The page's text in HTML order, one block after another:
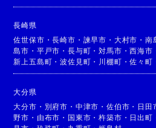
長崎県
佐世保市 ・長崎市 ・ 諫早市 ・ 大村市 ・南
島市 ・ 平戸市 ・長与町 ・対馬市 ・西海市
新上五島町 ・波佐見町 ・ 川棚町 ・佐々町
大分県
大分市 ・ 別府市 ・ 中津市 ・佐伯市 ・ 日田
野市 ・ 由布市 ・ 国東市 ・杵築市 ・ 日出町